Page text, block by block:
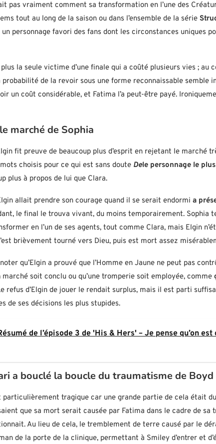
pas vraiment comment sa transformation en l’une des
tout au long de la saison ou dans l’ensemble de la série
un personnage favori des fans dont les circonstances uniques
plus la seule victime d’une finale qui a coûté plusieurs vies ; au
de la revoir sous une forme reconnaissable semble
un coût considérable, et Fatima l’a peut-être payé.
marché de Sophia
fit preuve de beaucoup plus d’esprit en rejetant le marché
mots choisis pour ce qui est sans doute Dele personnage le
plus à propos de lui que Clara.
allait prendre son courage quand il se serait endormi a
le final le trouva vivant, du moins temporairement. Sophia
en l’un de ses agents, tout comme Clara, mais Elgin
brièvement tourné vers Dieu, puis est mort assez
qu’Elgin a prouvé que l’Homme en Jaune ne peut pas
marché soit conclu ou qu’une tromperie soit employée, comme
refus d’Elgin de jouer le rendait surplus, mais il est parti
de ses décisions les plus stupides.
de l’épisode 3 de 'His & Hers' – Je pense qu’on
a bouclé la boucle du traumatisme de Boyd
tragique car une grande partie de cela était
que sa mort serait causée par Fatima dans le cadre de sa
Au lieu de cela, le tremblement de terre causé par le
de la porte de la clinique, permettant à Smiley d’entrer et